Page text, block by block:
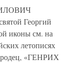
Георгий
иконы см. на
летописях
«ГЕНРИХ